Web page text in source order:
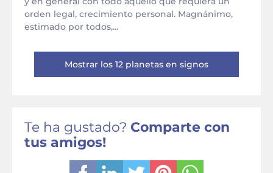
orden legal, crecimiento personal. Magnánimo,
estimado por todos,...
Mostrar los 12 planetas en signos
Te ha gustado? Comparte con
tus amigos!